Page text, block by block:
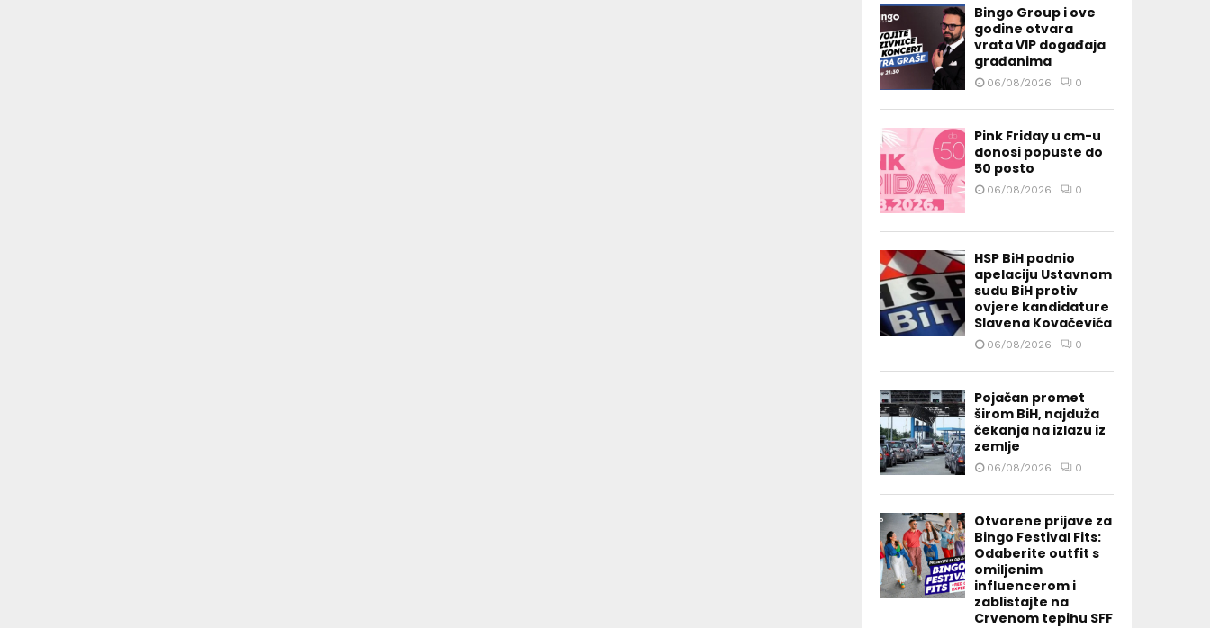
Bingo Group i ove
godine otvara
vrata VIP događaja
građanima
06/08/2026 0
Pink Friday u cm-u
donosi popuste do
50 posto
06/08/2026 0
HSP BiH podnio
apelaciju Ustavnom
sudu BiH protiv
ovjere kandidature
Slavena Kovačevića
06/08/2026 0
Pojačan promet
širom BiH, najduža
čekanja na izlazu iz
zemlje
06/08/2026 0
Otvorene prijave za
Bingo Festival Fits:
Odaberite outfit s
omiljenim
influencerom i
zablistajte na
Crvenom tepihu SFF